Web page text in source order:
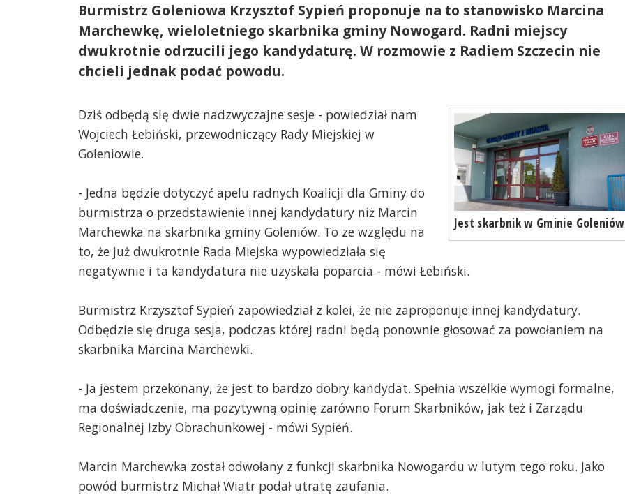
Burmistrz Goleniowa Krzysztof Sypień proponuje na to stanowisko Marcina
Marchewkę, wieloletniego skarbnika gminy Nowogard. Radni miejscy
dwukrotnie odrzucili jego kandydaturę. W rozmowie z Radiem Szczecin nie
chcieli jednak podać powodu.
Jest skarbnik w Gminie Goleniów
Dziś odbędą się dwie nadzwyczajne sesje - powiedział nam
Wojciech Łebiński, przewodniczący Rady Miejskiej w
Goleniowie.
- Jedna będzie dotyczyć apelu radnych Koalicji dla Gminy do
burmistrza o przedstawienie innej kandydatury niż Marcin
Marchewka na skarbnika gminy Goleniów. To ze względu na
to, że już dwukrotnie Rada Miejska wypowiedziała się
negatywnie i ta kandydatura nie uzyskała poparcia - mówi Łebiński.
Burmistrz Krzysztof Sypień zapowiedział z kolei, że nie zaproponuje innej kandydatury.
Odbędzie się druga sesja, podczas której radni będą ponownie głosować za powołaniem na
skarbnika Marcina Marchewki.
- Ja jestem przekonany, że jest to bardzo dobry kandydat. Spełnia wszelkie wymogi formalne,
ma doświadczenie, ma pozytywną opinię zarówno Forum Skarbników, jak też i Zarządu
Regionalnej Izby Obrachunkowej - mówi Sypień.
Marcin Marchewka został odwołany z funkcji skarbnika Nowogardu w lutym tego roku. Jako
powód burmistrz Michał Wiatr podał utratę zaufania.